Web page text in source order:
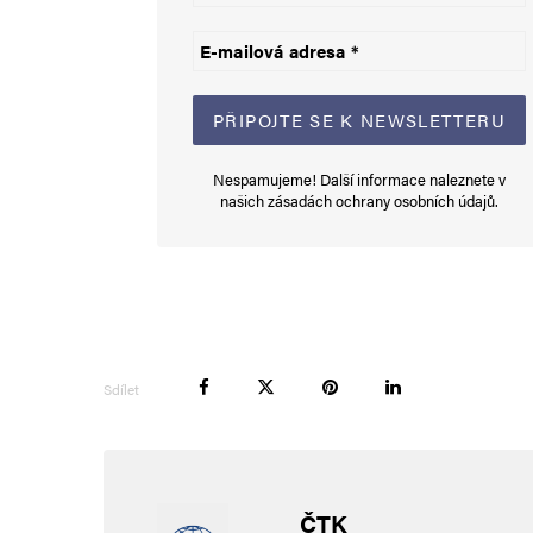
Uložit do prohlížeče jméno, e-mail a webovou stránku pro
Nespamujeme! Další informace naleznete v
našichzásadách ochrany osobních údajů.
Sdílet
ČTK